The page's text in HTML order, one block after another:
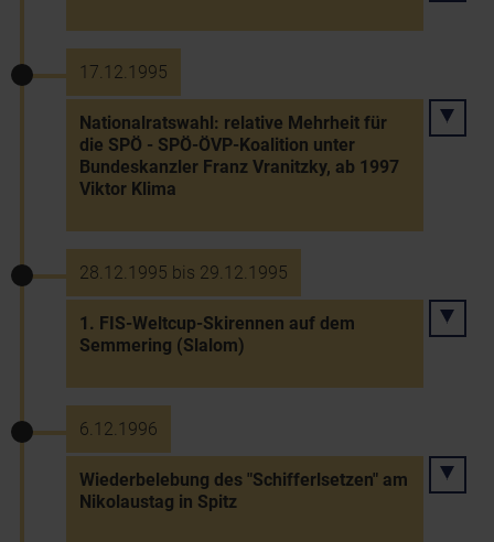
17.12.1995
Nationalratswahl: relative Mehrheit für
die SPÖ - SPÖ-ÖVP-Koalition unter
Bundeskanzler Franz Vranitzky, ab 1997
Viktor Klima
28.12.1995 bis 29.12.1995
1. FIS-Weltcup-Skirennen auf dem
Semmering (Slalom)
6.12.1996
Wiederbelebung des "Schifferlsetzen" am
Nikolaustag in Spitz